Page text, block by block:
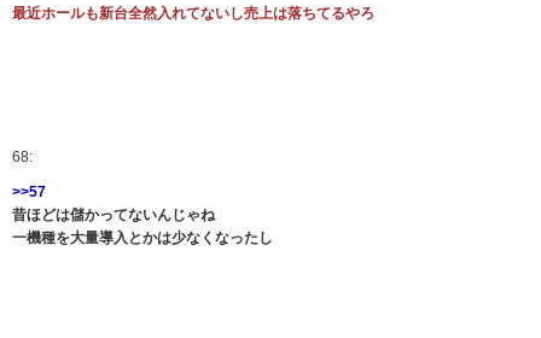
最近ホールも新台全然入れてないし売上は落ちてるやろ
68:
>>57
昔ほどは儲かってないんじゃね
一機種を大量導入とかは少なくなったし